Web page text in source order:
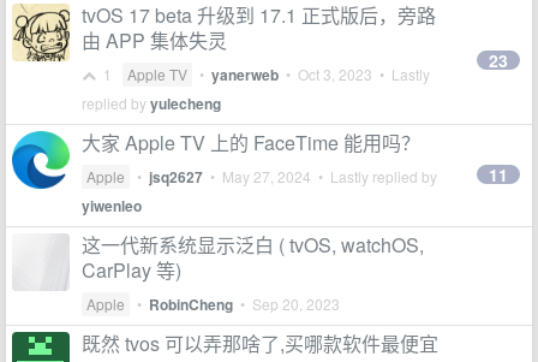
tvOS 17 beta 升级到 17.1 正式版后，旁路
由 APP 集体失灵
1 Apple TV • yanerweb • Oct 3, 2023 • Lastly
replied byyulecheng
23
大家 Apple TV 上的 FaceTime 能用吗？
Apple • jsq2627 • May 27, 2024 • Lastly replied by
yiwenleo
11
这一代新系统显示泛白 ( tvOS, watchOS,
CarPlay 等)
Apple • RobinCheng • Sep 20, 2023
既然 tvos 可以弄那啥了,买哪款软件最便宜